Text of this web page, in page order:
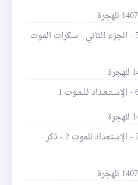
سلسلة المعاد 5 - الجزء الثاني - سكرات الموت
سلسلة المعاد 7 - الإستعداد للموت 2 - ذكر